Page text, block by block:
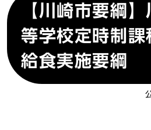
【川崎市要綱
等学校定時制課
給食実施要綱